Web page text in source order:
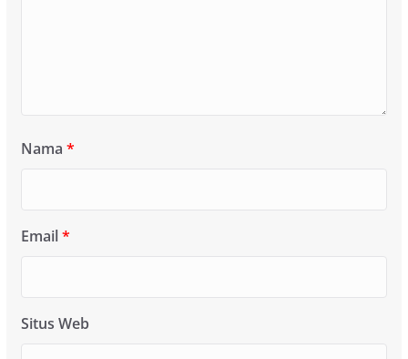
Nama *
Email*
Situs Web